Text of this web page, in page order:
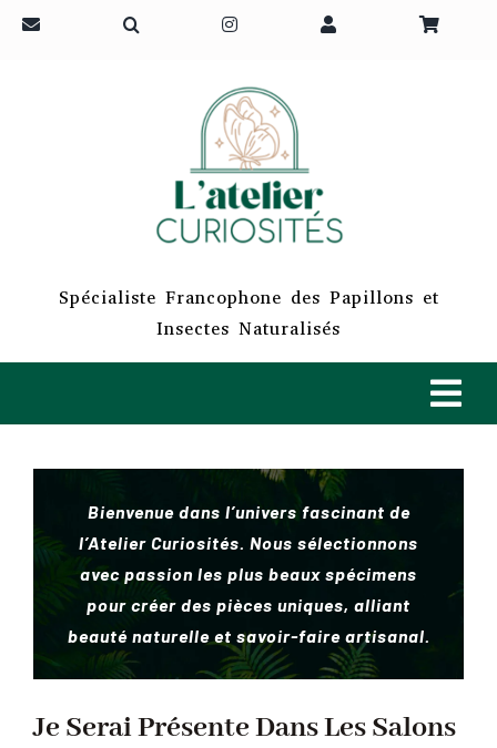
Passer
Spécialiste Francophone des Papillons et
Insectes Naturalisés
INSECTES NATURALISÉS
DÉCORATIONS
MATÉRIELS
Bienvenue dans l’univers fascinant de
l’Atelier Curiosités. Nous sélectionnons
avec passion les plus beaux spécimens
pour créer des pièces uniques, alliant
beauté naturelle et savoir-faire artisanal.
Je Serai Présente Dans Les Salons